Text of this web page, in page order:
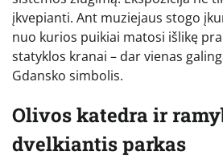
įkvepianti. Ant muziejaus stogo
nuo kurios puikiai matosi išlikę
statyklos kranai – dar vienas
Gdansko simbolis.
Olivos katedra ir
dvelkiantis parkas